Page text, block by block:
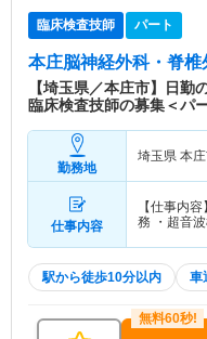
臨床検査技師 パート
本庄脳神経外科・脊椎
【埼玉県／本庄市】日勤
臨床検査技師の募集＜パ
勤務地
埼玉県 本
仕事内容
【仕事内
務 ・超音
駅から徒歩10分以内 車